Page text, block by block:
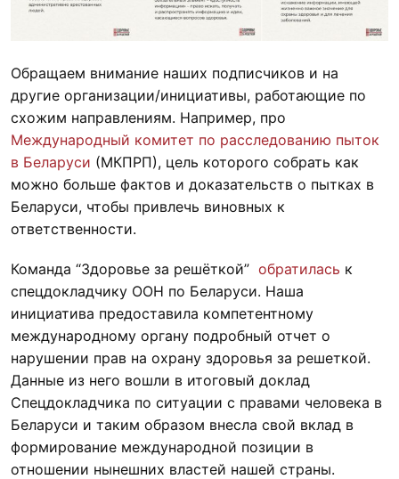
Обращаем внимание наших подписчиков и на
другие организации/инициативы, работающие по
схожим направлениям. Например, про
Международный комитет по расследованию пыток
в Беларуси (МКПРП), цель которого собрать как
можно больше фактов и доказательств о пытках в
Беларуси, чтобы привлечь виновных к
ответственности.
Команда “Здоровье за решёткой” обратилась к
спецдокладчику ООН по Беларуси. Наша
инициатива предоставила компетентному
международному органу подробный отчет о
нарушении прав на охрану здоровья за решеткой.
Данные из него вошли в итоговый доклад
Спецдокладчика по ситуации с правами человека в
Беларуси и таким образом внесла свой вклад в
формирование международной позиции в
отношении нынешних властей нашей страны.